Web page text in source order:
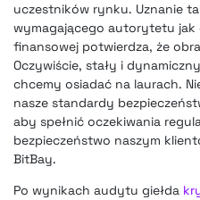
uczestników rynku. Uznanie
wymagającego autorytetu
finansowej potwierdza, że
Oczywiście, stały i
chcemy osiadać na laurach.
nasze standardy
aby spełnić oczekiwania
bezpieczeństwo naszym
BitBay.
Po wynikach audytu giełda